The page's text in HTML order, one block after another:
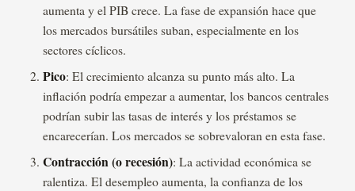
aumenta y el PIB crece. La fase de expansión hace que
los mercados bursátiles suban, especialmente en los
sectores cíclicos.
Pico: El crecimiento alcanza su punto más alto. La
inflación podría empezar a aumentar, los bancos centrales
podrían subir las tasas de interés y los préstamos se
encarecerían. Los mercados se sobrevaloran en esta fase.
Contracción (o recesión): La actividad económica se
ralentiza. El desempleo aumenta, la confianza de los